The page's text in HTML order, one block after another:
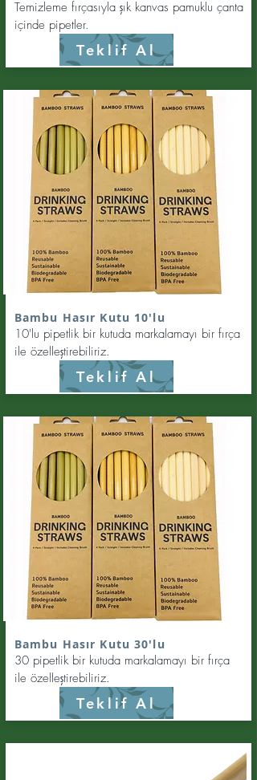
Temizleme fırçasıyla şık kanvas pamuklu çanta
içinde pipetler.
Teklif Al
Bambu Hasır Kutu 10'lu
10'lu pipetlik bir kutuda markalamayı bir fırça
ile özelleştirebiliriz.
Teklif Al
Bambu Hasır Kutu 30'lu
30 pipetlik bir kutuda markalamayı bir fırça
ile özelleştirebiliriz.
Teklif Al